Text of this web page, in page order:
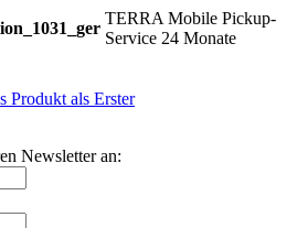
TERRA Mobile Pickup-
Service 24 Monate
Produkt als Erster
Newsletter an: